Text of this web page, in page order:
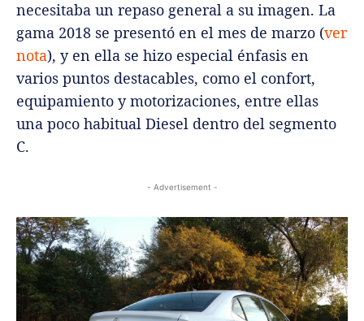
necesitaba un repaso general a su imagen. La
gama 2018 se presentó en el mes de marzo (ver
nota), y en ella se hizo especial énfasis en
varios puntos destacables, como el confort,
equipamiento y motorizaciones, entre ellas
una poco habitual Diesel dentro del segmento
C.
- Advertisement -